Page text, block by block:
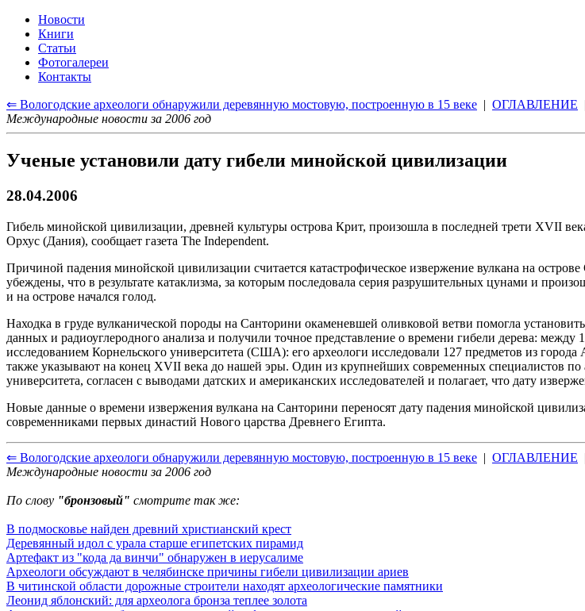
Новости
Книги
Статьи
Фотогалереи
Контакты
⇐ Вологодские археологи обнаружили деревянную мостовую, построенную в 15 веке | ОГЛАВЛЕНИЕ
Международные новости за 2006 год
Ученые установили дату гибели минойской цивилизации
28.04.2006
Гибель минойской цивилизации, древней культуры острова Крит, произошла в последней трети XVII
Орхус (Дания), сообщает газета The Independent.
Причиной падения минойской цивилизации считается катастрофическое извержение вулкана на
убеждены, что в результате катаклизма, за которым последовала серия разрушительных цунами и
и на острове начался голод.
Находка в груде вулканической породы на Санторини окаменевшей оливковой ветви помогла
данных и радиоуглеродного анализа и получили точное представление о времени гибели дерева:
исследованием Корнельского университета (США): его археологи исследовали 127 предметов из
также указывают на конец XVII века до нашей эры. Один из крупнейших современных специалистов
университета, согласен с выводами датских и американских исследователей и полагает, что дату
Новые данные о времени извержения вулкана на Санторини переносят дату падения минойской
современниками первых династий Нового царства Древнего Египта.
⇐ Вологодские археологи обнаружили деревянную мостовую, построенную в 15 веке | ОГЛАВЛЕНИЕ
Международные новости за 2006 год
По слову "бронзовый" смотрите так же:
В подмосковье найден древний христианский крест
Деревянный идол с урала старше египетских пирамид
Артефакт из "кода да винчи" обнаружен в иерусалиме
Археологи обсуждают в челябинске причины гибели цивилизации ариев
В читинской области дорожные строители находят археологические памятники
Леонид яблонский: для археолога бронза теплее золота